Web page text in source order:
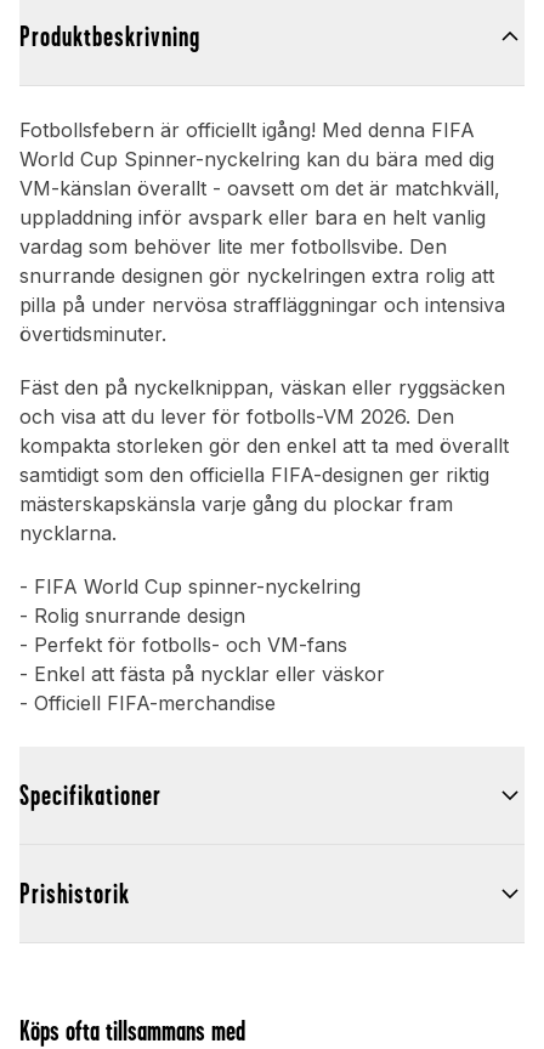
Produktbeskrivning
Fotbollsfebern är officiellt igång! Med denna FIFA
World Cup Spinner-nyckelring kan du bära med dig
VM-känslan överallt - oavsett om det är matchkväll,
uppladdning inför avspark eller bara en helt vanlig
vardag som behöver lite mer fotbollsvibe. Den
snurrande designen gör nyckelringen extra rolig att
pilla på under nervösa straffläggningar och intensiva
övertidsminuter.
Fäst den på nyckelknippan, väskan eller ryggsäcken
och visa att du lever för fotbolls-VM 2026. Den
kompakta storleken gör den enkel att ta med överallt
samtidigt som den officiella FIFA-designen ger riktig
mästerskapskänsla varje gång du plockar fram
nycklarna.
- FIFA World Cup spinner-nyckelring
- Rolig snurrande design
- Perfekt för fotbolls- och VM-fans
- Enkel att fästa på nycklar eller väskor
- Officiell FIFA-merchandise
Specifikationer
Prishistorik
Köps ofta tillsammans med